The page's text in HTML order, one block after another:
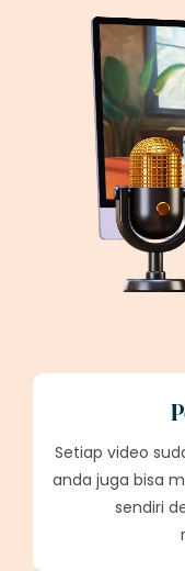
Setiap video
anda juga bisa
sendiri